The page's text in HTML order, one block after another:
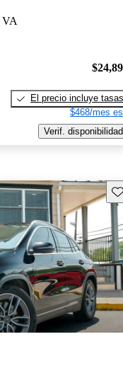
VA
El precio incluye tasas
$468/mes
Verif. disponibilidad